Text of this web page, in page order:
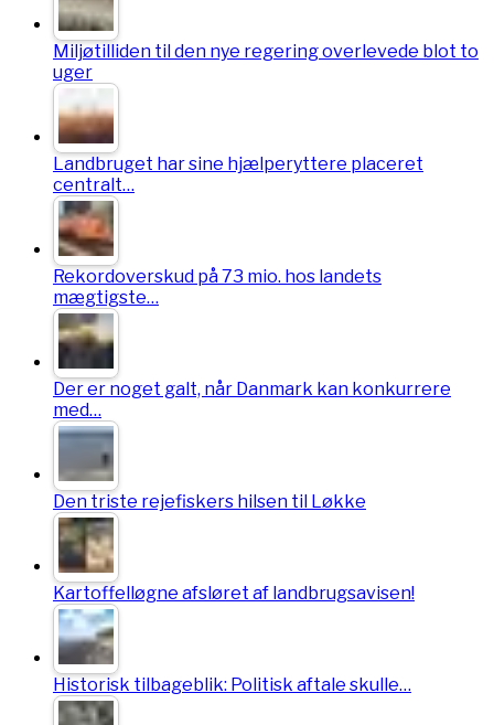
Miljøtilliden til den nye regering overlevede blot to
uger
Landbruget har sine hjælperyttere placeret
centralt…
Rekordoverskud på 73 mio. hos landets
mægtigste…
Der er noget galt, når Danmark kan konkurrere
med…
Den triste rejefiskers hilsen til Løkke
Kartoffelløgne afsløret af landbrugsavisen!
Historisk tilbageblik: Politisk aftale skulle…